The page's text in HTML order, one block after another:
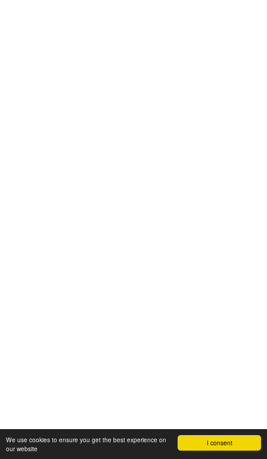
I consent
We use cookies to ensure you get the best experience on
our website